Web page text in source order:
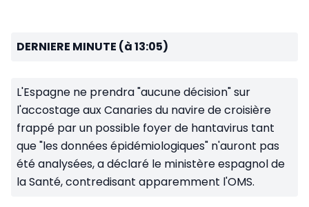
DERNIERE MINUTE (à 13:05)
L'Espagne ne prendra "aucune décision" sur
l'accostage aux Canaries du navire de croisière
frappé par un possible foyer de hantavirus tant
que "les données épidémiologiques" n'auront pas
été analysées, a déclaré le ministère espagnol de
la Santé, contredisant apparemment l'OMS.